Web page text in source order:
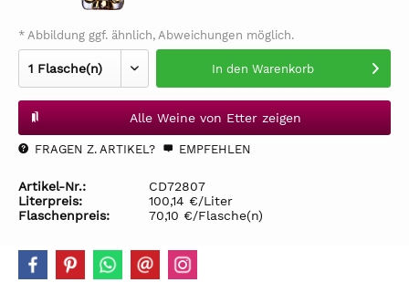
* Abbildung ggf. ähnlich, Abweichungen möglich.
In den Warenkorb
Alle Weine von Etter zeigen
FRAGEN Z. ARTIKEL? EMPFEHLEN
Artikel-Nr.:
CD72807
Literpreis:
100,14 €/Liter
Flaschenpreis:
70,10 €/Flasche(n)